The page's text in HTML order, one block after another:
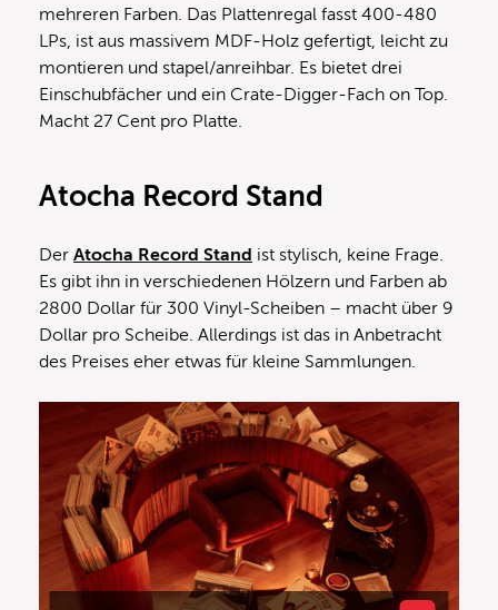
mehreren Farben. Das Plattenregal fasst 400-480
LPs, ist aus massivem MDF-Holz gefertigt, leicht zu
montieren und stapel/anreihbar. Es bietet drei
Einschubfächer und ein Crate-Digger-Fach on Top.
Macht 27 Cent pro Platte.
Atocha Record Stand
Der Atocha Record Stand ist stylisch, keine Frage.
Es gibt ihn in verschiedenen Hölzern und Farben ab
2800 Dollar für 300 Vinyl-Scheiben – macht über 9
Dollar pro Scheibe. Allerdings ist das in Anbetracht
des Preises eher etwas für kleine Sammlungen.